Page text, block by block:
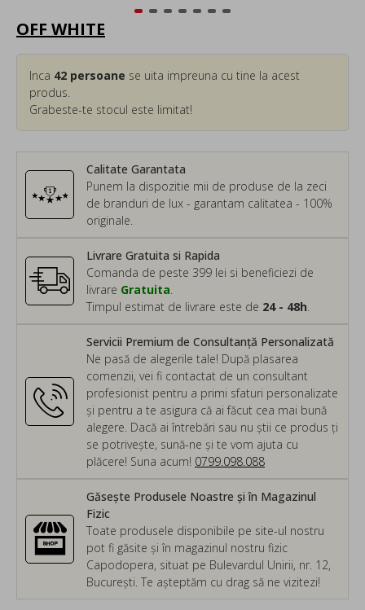
OFF WHITE
Calitate Garantata
Punem la dispozitie mii de produse de la zeci
de branduri de lux - garantam calitatea - 100%
originale.
Inca 42 persoane se uita impreuna cu tine la acest
produs.
Grabeste-te stocul este limitat!
Servicii Premium de Consultanță Personalizată
Ne pasă de alegerile tale! După plasarea
comenzii, vei fi contactat de un consultant
profesionist pentru a primi sfaturi personalizate
și pentru a te asigura că ai făcut cea mai bună
alegere. Dacă ai întrebări sau nu știi ce produs ți
se potrivește, sună-ne și te vom ajuta cu
plăcere! Suna acum! 0799.098.088
Livrare Gratuita si Rapida
Comanda de peste 399 lei si beneficiezi de
livrare Gratuita
Timpul estimat de livrare este de 24 - 48h
Găsește Produsele Noastre și în Magazinul
Fizic
Toate produsele disponibile pe site-ul nostru
pot fi găsite și în magazinul nostru fizic
Capodopera, situat pe Bulevardul Unirii, nr. 12,
București. Te așteptăm cu drag să ne vizitezi!